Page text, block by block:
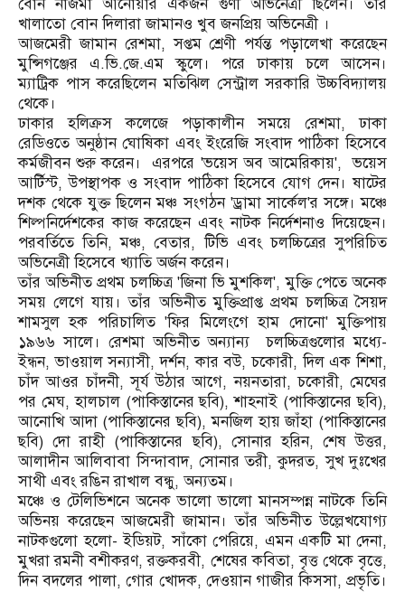
বোন নাজমা আনোয়ার একজন গুণী অভিনেত্রী ছিলেন। তাঁর
খালাতো বোন দিলারা জামানও খুব জনপ্রিয় অভিনেত্রী ।
আজমেরী জামান রেশমা, সপ্তম শ্রেণী পর্যন্ত পড়ালেখা করেছেন
মুন্সিগঞ্জের এ.ভি.জে.এম স্কুলে। পরে ঢাকায় চলে আসেন।
ম্যাট্রিক পাস করেছিলেন মতিঝিল সেন্ট্রাল সরকারি উচ্চবিদ্যালয়
থেকে।
ঢাকার হলিক্রস কলেজে পড়াকালীন সময়ে রেশমা, ঢাকা
রেডিওতে অনুষ্ঠান ঘোষিকা এবং ইংরেজি সংবাদ পাঠিকা হিসেবে
কর্মজীবন শুরু করেন। এরপরে 'ভয়েস অব আমেরিকায়', ভয়েস
আর্টিস্ট, উপস্থাপক ও সংবাদ পাঠিকা হিসেবে যোগ দেন। ষাটের
দশক থেকে যুক্ত ছিলেন মঞ্চ সংগঠন 'ড্রামা সার্কেল'র সঙ্গে। মঞ্চে
শিল্পনির্দেশকের কাজ করেছেন এবং নাটক নির্দেশনাও দিয়েছেন।
পরবর্তিতে তিনি, মঞ্চ, বেতার, টিভি এবং চলচ্চিত্রের সুপরিচিত
অভিনেত্রী হিসেবে খ্যাতি অর্জন করেন।
তাঁর অভিনীত প্রথম চলচ্চিত্র 'জিনা ভি মুশকিল', মুক্তি পেতে অনেক
সময় লেগে যায়। তাঁর অভিনীত মুক্তিপ্রাপ্ত প্রথম চলচ্চিত্র সৈয়দ
শামসুল হক পরিচালিত 'ফির মিলেংগে হাম দোনো' মুক্তিপায়
১৯৬৬ সালে। রেশমা অভিনীত অন্যান্য চলচ্চিত্রগুলোর মধ্যে-
ইন্ধন, ভাওয়াল সন্যাসী, দর্শন, কার বউ, চকোরী, দিল এক শিশা,
চাঁদ আওর চাঁদনী, সূর্য উঠার আগে, নয়নতারা, চকোরী, মেঘের
পর মেঘ, হালচাল (পাকিস্তানের ছবি), শাহনাই (পাকিস্তানের ছবি),
আনোখি আদা (পাকিস্তানের ছবি), মনজিল হায় জাঁহা (পাকিস্তানের
ছবি) দো রাহী (পাকিস্তানের ছবি), সোনার হরিন, শেষ উত্তর,
আলাদীন আলিবাবা সিন্দাবাদ, সোনার তরী, কুদরত, সুখ দুঃখের
সাথী এবং রঙিন রাখাল বন্ধু, অন্যতম।
মঞ্চে ও টেলিভিশনে অনেক ভালো ভালো মানসম্পন্ন নাটকে তিনি
অভিনয় করেছেন আজমেরী জামান। তাঁর অভিনীত উল্লেখযোগ্য
নাটকগুলো হলো- ইডিয়ট, সাঁকো পেরিয়ে, এমন একটি মা দেনা,
মুখরা রমনী বশীকরণ, রক্তকরবী, শেষের কবিতা, বৃত্ত থেকে বৃত্তে,
দিন বদলের পালা, গোর খোদক, দেওয়ান গাজীর কিসসা, প্রভৃতি।